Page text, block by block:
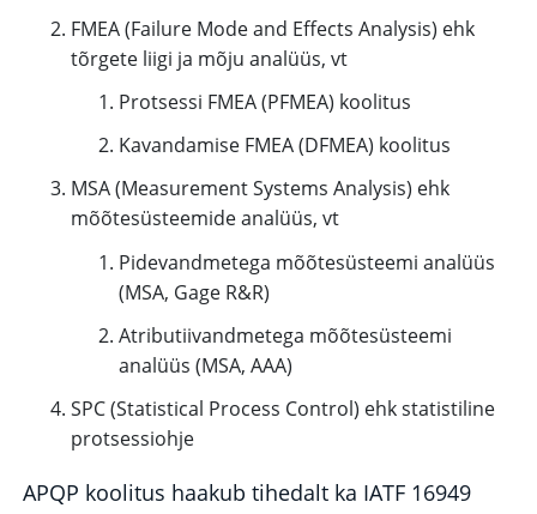
FMEA (Failure Mode and Effects Analysis) ehk
tõrgete liigi ja mõju analüüs, vt
Protsessi FMEA (PFMEA) koolitus
Kavandamise FMEA (DFMEA) koolitus
MSA (Measurement Systems Analysis) ehk
mõõtesüsteemide analüüs, vt
Pidevandmetega mõõtesüsteemi analüüs
(MSA, Gage R&R)
Atributiivandmetega mõõtesüsteemi
analüüs (MSA, AAA)
SPC (Statistical Process Control) ehk statistiline
protsessiohje
APQP koolitus haakub tihedalt ka IATF 16949